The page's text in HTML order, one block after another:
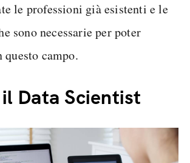
le professioni già esistenti e le
sono necessarie per poter
campo.
Data Scientist